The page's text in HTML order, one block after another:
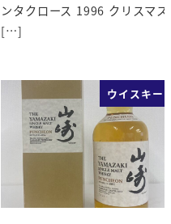
ンタクロース 1996 クリスマス
[…]
ウイスキー